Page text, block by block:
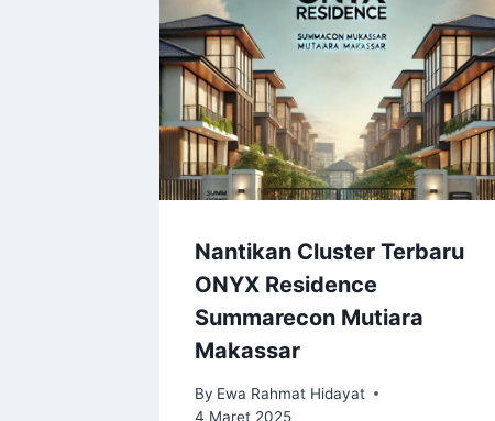
Nantikan Cluster Terbaru
ONYX Residence
Summarecon Mutiara
Makassar
By Ewa Rahmat Hidayat
4 Maret 2025